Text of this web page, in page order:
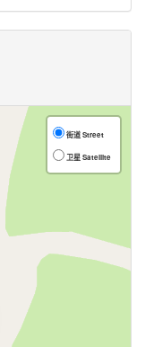
街道 Street
卫星 Satellite